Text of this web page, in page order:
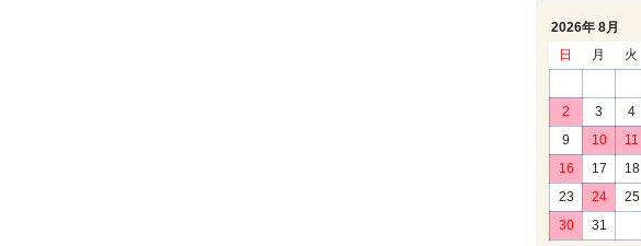
2026年 8月
日
月 火
2
3 4
9
10 11
16
17 18
23
24 25
30
31